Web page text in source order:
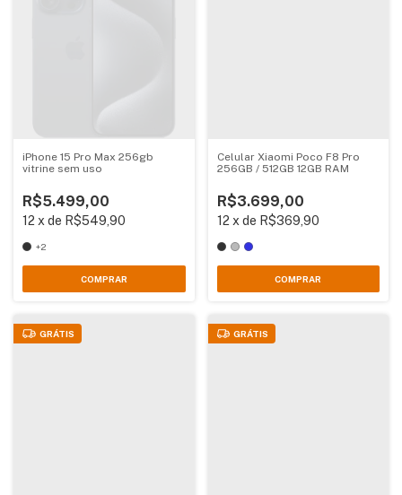
iPhone 15 Pro Max 256gb
vitrine sem uso
R$5.499,00
12 x de R$549,90
+2
COMPRAR
Celular Xiaomi Poco F8 Pro
256GB / 512GB 12GB RAM
R$3.699,00
12 x de R$369,90
COMPRAR
GRÁTIS GRÁTIS